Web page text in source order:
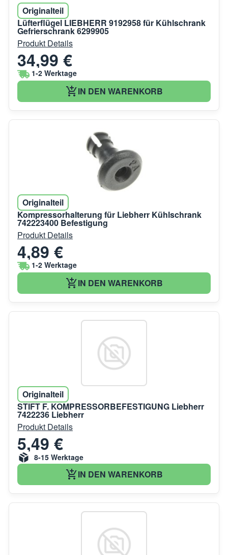
Originalteil
Lüfterflügel LIEBHERR 9192958 für Kühlschrank
Gefrierschrank 6299905
Produkt Details
34,99 €
1-2 Werktage
IN DEN WARENKORB
Originalteil
Kompressorhalterung für Liebherr Kühlschrank
742223400 Befestigung
Produkt Details
4,89 €
1-2 Werktage
IN DEN WARENKORB
Originalteil
STIFT F. KOMPRESSORBEFESTIGUNG Liebherr
7422236 Liebherr
Produkt Details
5,49 €
8-15 Werktage
IN DEN WARENKORB